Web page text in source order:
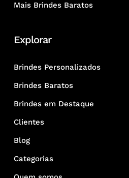
Mais Brindes Baratos
Explorar
Brindes Personalizados
Brindes Baratos
Brindes em Destaque
Clientes
Blog
Categorias